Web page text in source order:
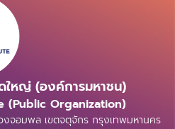
ใหญ่ (องค์การมหาชน)
(Public Organization)
จอมพล เขตจตุจักร กรุงเทพมหานคร